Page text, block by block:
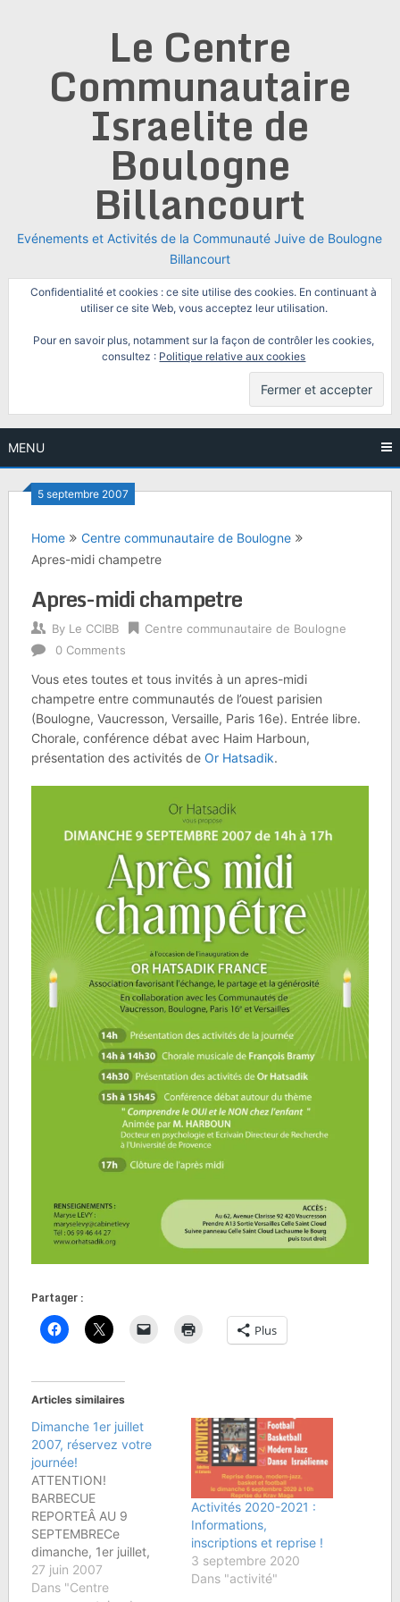
Le Centre
Communautaire
Israelite de
Boulogne
Billancourt
Evénements et Activités de la Communauté Juive de Boulogne
Billancourt
Confidentialité et cookies : ce site utilise des cookies. En continuant à
utiliser ce site Web, vous acceptez leur utilisation.
Pour en savoir plus, notamment sur la façon de contrôler les cookies,
consultez : Politique relative aux cookies
MENU
5 septembre 2007
Home
Centre communautaire de Boulogne
Apres-midi champetre
Apres-midi champetre
By Le CCIBB
Centre communautaire de Boulogne
0 Comments
Vous etes toutes et tous invités à un apres-midi
champetre entre communautés de l’ouest parisien
(Boulogne, Vaucresson, Versaille, Paris 16e). Entrée libre.
Chorale, conférence débat avec Haim Harboun,
présentation des activités de Or Hatsadik.
Partager :
Plus
Articles similaires
Dimanche 1er juillet
2007, réservez votre
journée!
ATTENTION!
BARBECUE
REPORTEÂ AU 9
SEPTEMBRECe
dimanche, 1er juillet,
nous vous proposons
deux événements à ne
27 juin 2007
Dans "Centre
Activités 2020-2021 :
Informations,
inscriptions et reprise !
3 septembre 2020
Dans "activité"